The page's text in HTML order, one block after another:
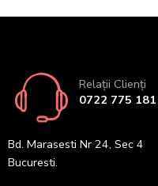
Relații Clienți
0722 775 181
Bd. Marasesti Nr 24, Sec 4
Bucuresti.